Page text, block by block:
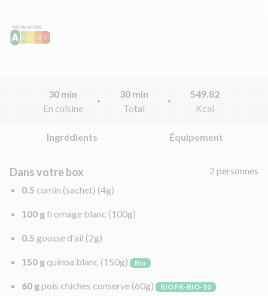
30 min
En cuisine
30 min
Total
549.82
Kcal
Ingrédients Équipement
Dans votre box
2 personnes
0.5 cumin (sachet) (4g)
100 gfromage blanc (100g)
0.5 gousse d'ail (2g)
150 g quinoa blanc (150g) Bio
60 gpois chiches conserve (60g) BIO FR-BIO-10